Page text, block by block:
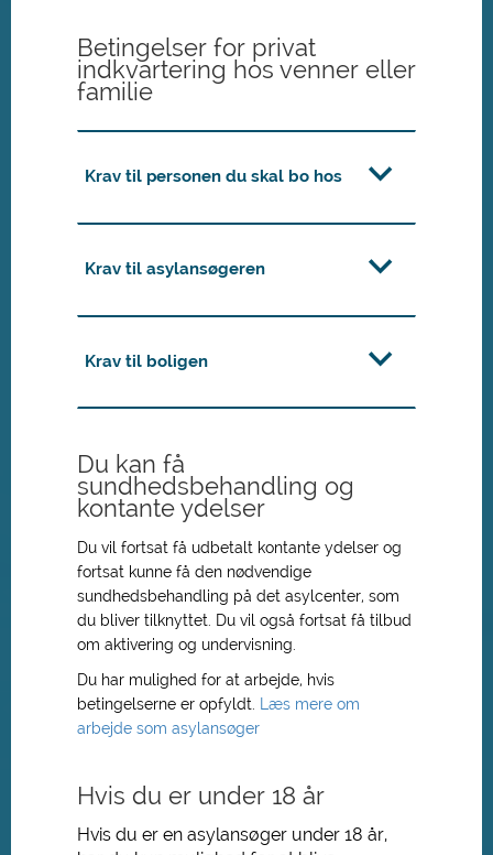
Betingelser for privat
indkvartering hos venner eller
familie
Krav til personen du skal bo hos
Krav til asylansøgeren
Krav til boligen
Du kan få
sundhedsbehandling og
kontante ydelser
Du vil fortsat få udbetalt kontante ydelser og
fortsat kunne få den nødvendige
sundhedsbehandling på det asylcenter, som
du bliver tilknyttet. Du vil også fortsat få tilbud
om aktivering og undervisning.
Du har mulighed for at arbejde, hvis
betingelserne er opfyldt.
Læs mere om
arbejde som asylansøger
Hvis du er under 18 år
Hvis du er en asylansøger under 18 år,